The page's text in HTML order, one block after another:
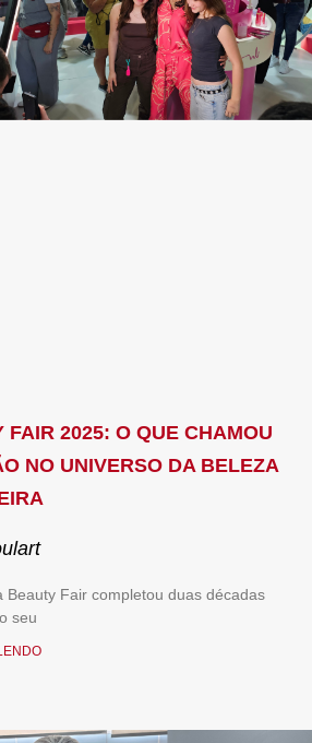
FAIR 2025: O QUE CHAMOU
NO UNIVERSO DA BELEZA
Beauty Fair completou duas décadas
seu